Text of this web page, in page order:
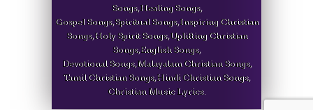
Songs, Healing Songs,
Gospel Songs, Spiritual Songs, Inspiring Christian
Songs, Holy Spirit Songs, Uplifting Christian
Songs, English Songs,
Devotional Songs, Malayalam Christian Songs,
Tamil Christian Songs, Hindi Christian Songs,
Christian Music Lyrics.